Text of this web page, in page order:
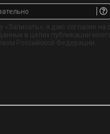
«Записать», я даю согласие
в целях публикации
Российской Федерации.